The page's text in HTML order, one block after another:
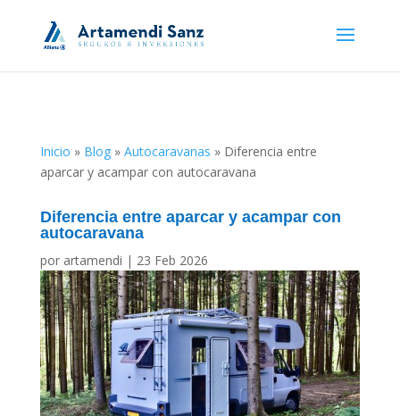
Inicio » Blog» Autocaravanas » Diferencia entre
aparcar y acampar con autocaravana
Diferencia entre aparcar y acampar con
autocaravana
por artamendi | 23 Feb 2026